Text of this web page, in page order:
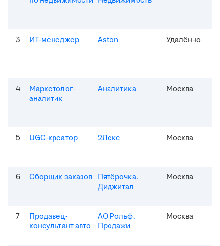
3 ИТ-менеджер Aston Удалённо
4
Маркетолог-
аналитик
Аналитика Москва
5 UGC-креатор 2Лекс Москва
6 Сборщик заказов Пятёрочка.
Диджитал
Москва
7
Продавец-
консультант авто
АО Рольф.
Продажи
Москва